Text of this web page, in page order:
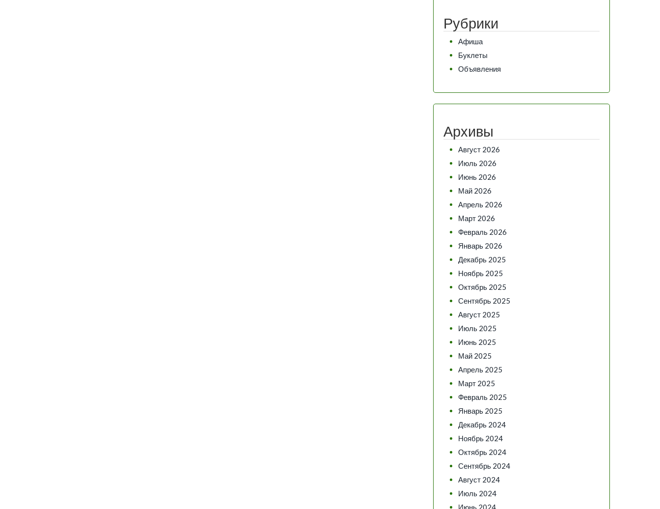
Рубрики
Афиша
Буклеты
Объявления
Архивы
Август 2026
Июль 2026
Июнь 2026
Май 2026
Апрель 2026
Март 2026
Февраль 2026
Январь 2026
Декабрь 2025
Ноябрь 2025
Октябрь 2025
Сентябрь 2025
Август 2025
Июль 2025
Июнь 2025
Май 2025
Апрель 2025
Март 2025
Февраль 2025
Январь 2025
Декабрь 2024
Ноябрь 2024
Октябрь 2024
Сентябрь 2024
Август 2024
Июль 2024
Июнь 2024